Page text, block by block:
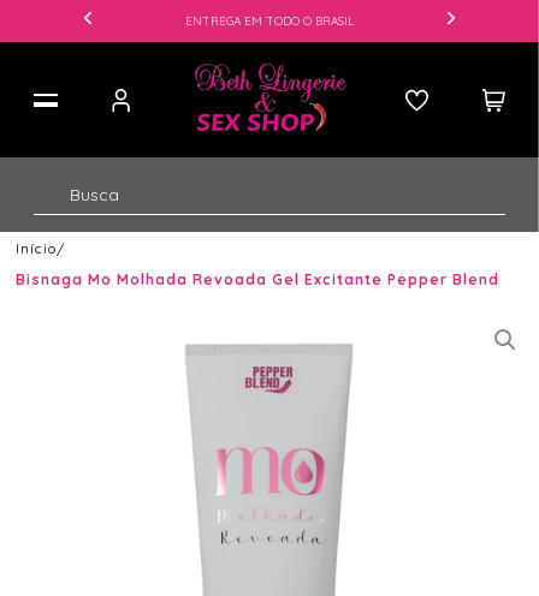
ENTREGA EM TODO O BRASIL
Início
Bisnaga Mo Molhada Revoada Gel Excitante Pepper Blend